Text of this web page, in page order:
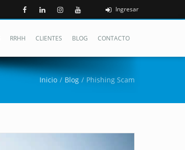
Ingresar
RRHH CLIENTES BLOG CONTACTO
Inicio Blog Phishing Scam